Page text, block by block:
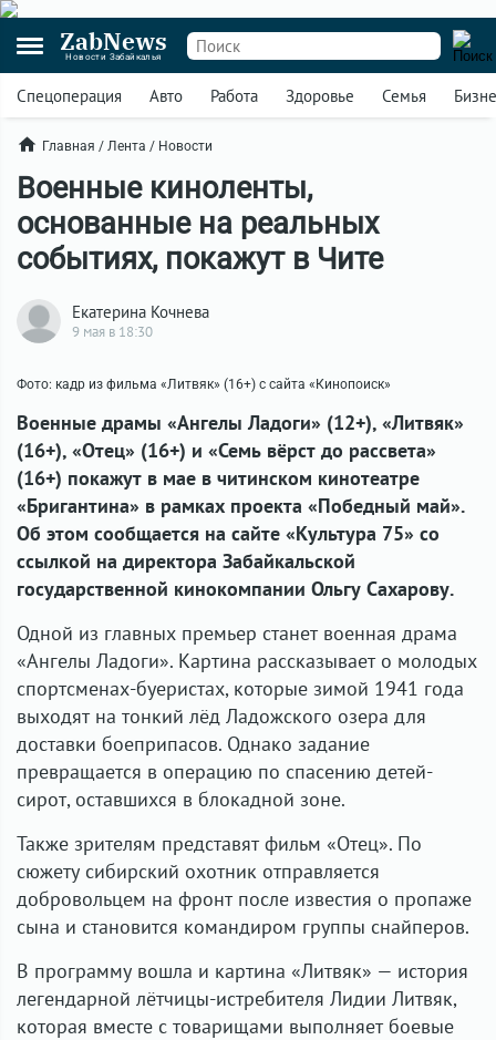
ZabNews
Новости Забайкалья
Спецоперация Авто Работа Здоровье Семья
Главная / Лента / Новости
Военные киноленты,
основанные на реальных
событиях, покажут в Чите
Екатерина Кочнева
9 мая в 18:30
Фото: кадр из фильма «Литвяк» (16+) с сайта «Кинопоиск»
Военные драмы «Ангелы Ладоги» (12+), «Литвяк»
(16+), «Отец» (16+) и «Семь вёрст до рассвета»
(16+) покажут в мае в читинском кинотеатре
«Бригантина» в рамках проекта «Победный май».
Об этом сообщается на сайте «Культура 75» со
ссылкой на директора Забайкальской
государственной кинокомпании Ольгу Сахарову.
Одной из главных премьер станет военная драма
«Ангелы Ладоги». Картина рассказывает о молодых
спортсменах-буеристах, которые зимой 1941 года
выходят на тонкий лёд Ладожского озера для
доставки боеприпасов. Однако задание
превращается в операцию по спасению детей-
сирот, оставшихся в блокадной зоне.
Также зрителям представят фильм «Отец». По
сюжету сибирский охотник отправляется
добровольцем на фронт после известия о пропаже
сына и становится командиром группы снайперов.
В программу вошла и картина «Литвяк» — история
легендарной лётчицы-истребителя Лидии Литвяк,
которая вместе с товарищами выполняет боевые